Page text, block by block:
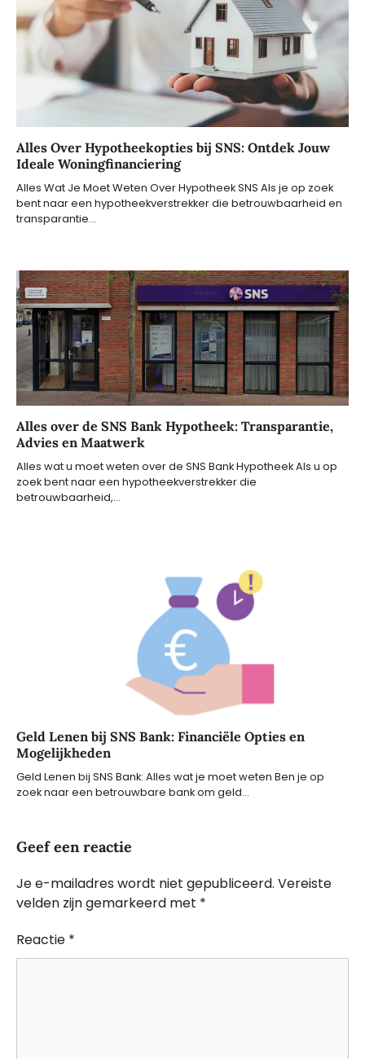
Alles Over Hypotheekopties bij SNS: Ontdek Jouw
Ideale Woningfinanciering
Alles Wat Je Moet Weten Over Hypotheek SNS Als je op zoek
bent naar een hypotheekverstrekker die betrouwbaarheid en
transparantie…
Alles over de SNS Bank Hypotheek: Transparantie,
Advies en Maatwerk
Alles wat u moet weten over de SNS Bank Hypotheek Als u op
zoek bent naar een hypotheekverstrekker die
betrouwbaarheid,…
Geld Lenen bij SNS Bank: Financiële Opties en
Mogelijkheden
Geld Lenen bij SNS Bank: Alles wat je moet weten Ben je op
zoek naar een betrouwbare bank om geld…
Geef een reactie
Je e-mailadres wordt niet gepubliceerd. Vereiste
velden zijn gemarkeerd met *
Reactie *